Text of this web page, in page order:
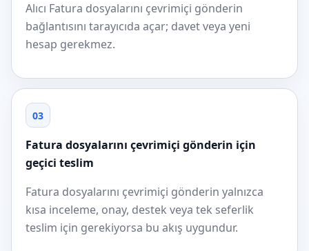
Alıcı Fatura dosyalarını çevrimiçi gönderin
bağlantısını tarayıcıda açar; davet veya yeni
hesap gerekmez.
03
Fatura dosyalarını çevrimiçi gönderin için
geçici teslim
Fatura dosyalarını çevrimiçi gönderin yalnızca
kısa inceleme, onay, destek veya tek seferlik
teslim için gerekiyorsa bu akış uygundur.